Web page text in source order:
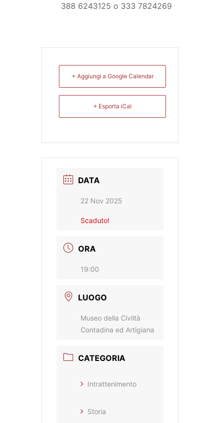
388 6243125 o 333 7824269
+ Aggiungi a Google Calendar
+ Esporta iCal
DATA
22 Nov 2025
Scaduto!
ORA
19:00
LUOGO
Museo della Civiltà
Contadina ed Artigiana
CATEGORIA
Intrattenimento
Storia